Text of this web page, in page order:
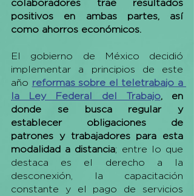
colaboradores trae resultados
positivos en ambas partes, así
como ahorros económicos.
El gobierno de México decidió
implementar a principios de este
año reformas sobre el teletrabajo a
la Ley Federal del Trabajo, en
donde se busca regular y
establecer obligaciones de
patrones y trabajadores para esta
modalidad a distancia; entre lo que
destaca es el derecho a la
desconexión, la capacitación
constante y el pago de servicios